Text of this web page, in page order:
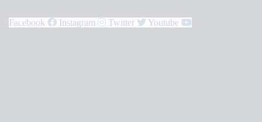
Facebook Instagram Twitter Youtube